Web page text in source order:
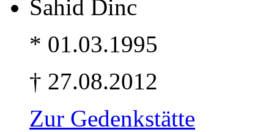
Sahid Dinc
* 01.03.1995
† 27.08.2012
Zur Gedenkstätte